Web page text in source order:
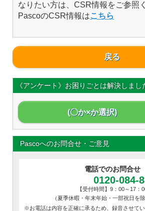
なりたい方は、CSR情報をご参照
PascoのCSR情報はこちら
戻る
《アンケート》お困りごとは解決しまし
(〇か×か選択)
Pascoへのお問合せ・ご意見
電話でのお問合せ
0120-084-
【受付時間】9：00～17：
（夏季休暇・年末年始・一部祝日を
※お電話は内容を正確に承るため、録音させて